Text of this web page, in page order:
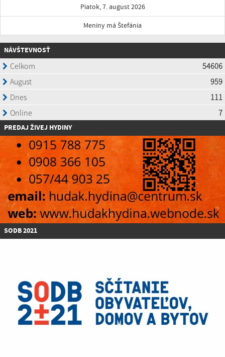
Piatok, 7. august 2026
Meniny má Štefánia
NÁVŠTEVNOSŤ
PREDAJ ŽIVEJ HYDINY
SODB 2021